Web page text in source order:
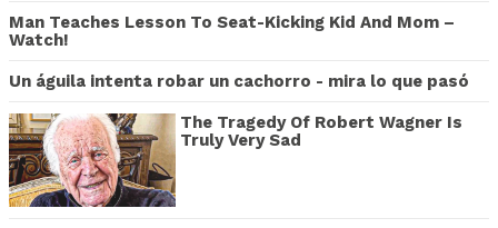
Man Teaches Lesson To Seat-Kicking Kid And Mom –
Watch!
Un águila intenta robar un cachorro - mira lo que pasó
The Tragedy Of Robert Wagner Is
Truly Very Sad